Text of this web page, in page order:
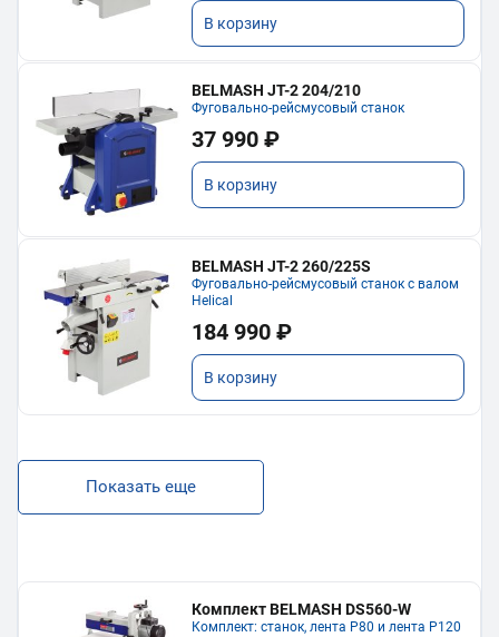
В корзину
BELMASH JT-2 204/210
Фуговально-рейсмусовый станок
37 990 ₽
В корзину
BELMASH JT-2 260/225S
Фуговально-рейсмусовый станок с валом
Helical
184 990 ₽
В корзину
Показать еще
Комплект BELMASH DS560-W
Комплект: станок, лента P80 и лента P120